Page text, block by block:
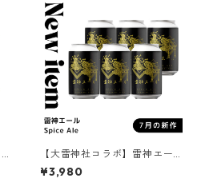
【大雷神社コラボ】雷神エー
ル Spice Ale 6本入｜生姜と胡
椒
¥3,980